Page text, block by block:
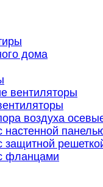
дома
вентиляторы
воздуха
фланцами